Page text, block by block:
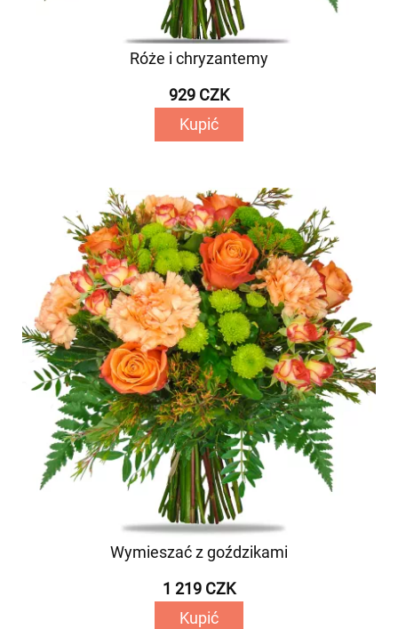
Róże i chryzantemy
929 CZK
Kupić
Wymieszać z goździkami
1 219 CZK
Kupić